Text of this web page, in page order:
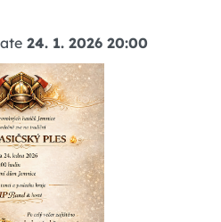
24. 1. 2026 20:00